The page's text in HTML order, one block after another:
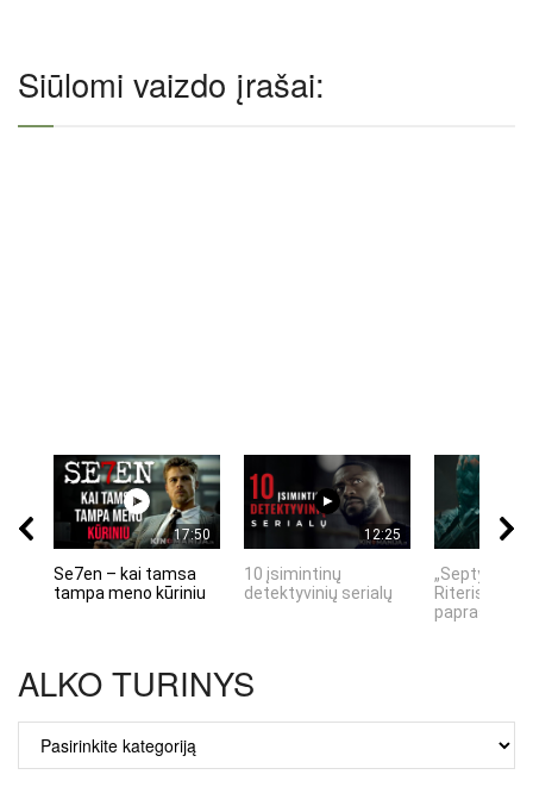
Siūlomi vaizdo įrašai:
17:50
Se7en – kai tamsa
tampa meno kūriniu
12:25
10 įsimintinų
detektyvinių serialų
„Septynių
Riteris" – kai
ALKO TURINYS
TURINYS